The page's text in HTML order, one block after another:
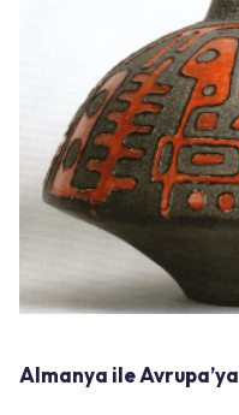
Almanya ile Avrupa’ya